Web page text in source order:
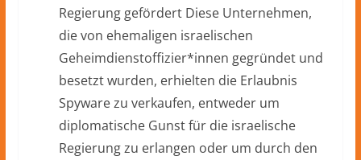
Regierung gefördert Diese Unternehmen,
die von ehemaligen israelischen
Geheimdienstoffizier*innen gegründet und
besetzt wurden, erhielten die Erlaubnis
Spyware zu verkaufen, entweder um
diplomatische Gunst für die israelische
Regierung zu erlangen oder um durch den